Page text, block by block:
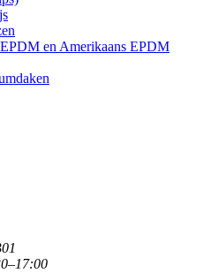
en Amerikaans EPDM